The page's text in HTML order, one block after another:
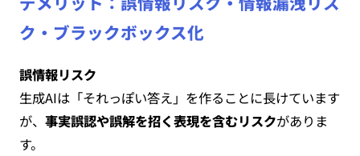
ク・ブラックボックス化
誤情報リスク
生成AIは「それっぽい答え」を作ることに長けています
が、 事実誤認や誤解を招く表現を含むリスクがありま
す。